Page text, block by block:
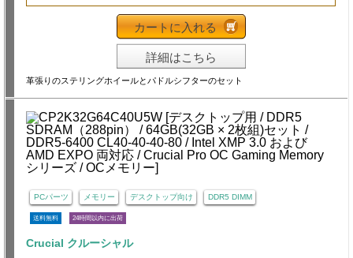
カートに入れる
詳細はこちら
革張りのステリングホイールとパドルシフターのセット
PCパーツ メモリー デスクトップ向け DDR5 DIMM
送料無料 24時間以内に出荷
Crucial クルーシャル